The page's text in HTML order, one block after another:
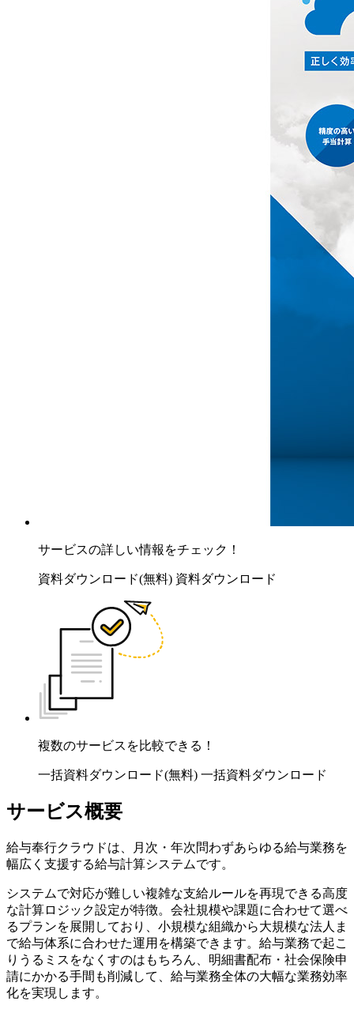
サービスの詳しい情報をチェック！
資料ダウンロード(無料) 資料ダウンロード
複数のサービスを比較できる！
一括資料ダウンロード(無料) 一括資料ダウンロード
サービス概要
給与奉行クラウドは、月次・年次問わずあらゆる給与業務を
幅広く支援する給与計算システムです。
システムで対応が難しい複雑な支給ルールを再現できる高度
な計算ロジック設定が特徴。会社規模や課題に合わせて選べ
るプランを展開しており、小規模な組織から大規模な法人ま
で給与体系に合わせた運用を構築できます。給与業務で起こ
りうるミスをなくすのはもちろん、明細書配布・社会保険申
請にかかる手間も削減して、給与業務全体の大幅な業務効率
化を実現します。